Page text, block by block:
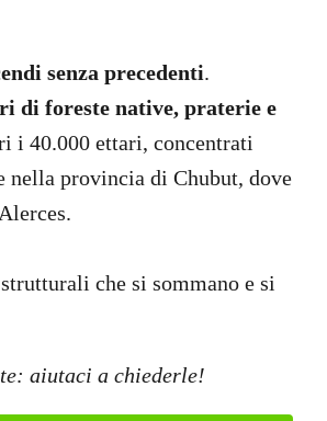
senza precedenti.
di foreste native, praterie e
i 40.000 ettari, concentrati
nella provincia di Chubut, dove
che si sommano e si
aiutaci a chiederle!